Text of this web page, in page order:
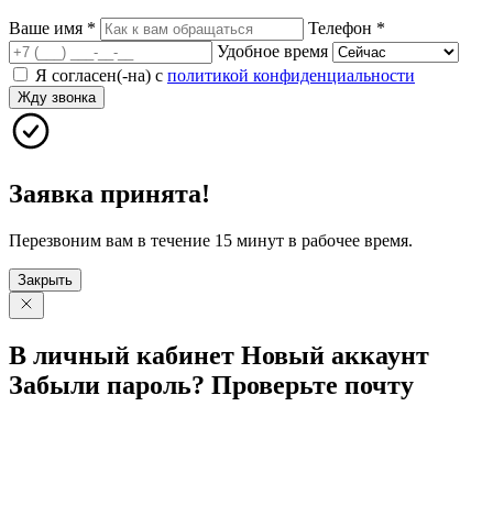
Ваше имя * Телефон *
Удобное время
Я согласен(-на) с политикой конфиденциальности
Жду звонка
Заявка принята!
Перезвоним вам в течение 15 минут в рабочее время.
Закрыть
В личный кабинет Новый аккаунт
Забыли пароль? Проверьте почту